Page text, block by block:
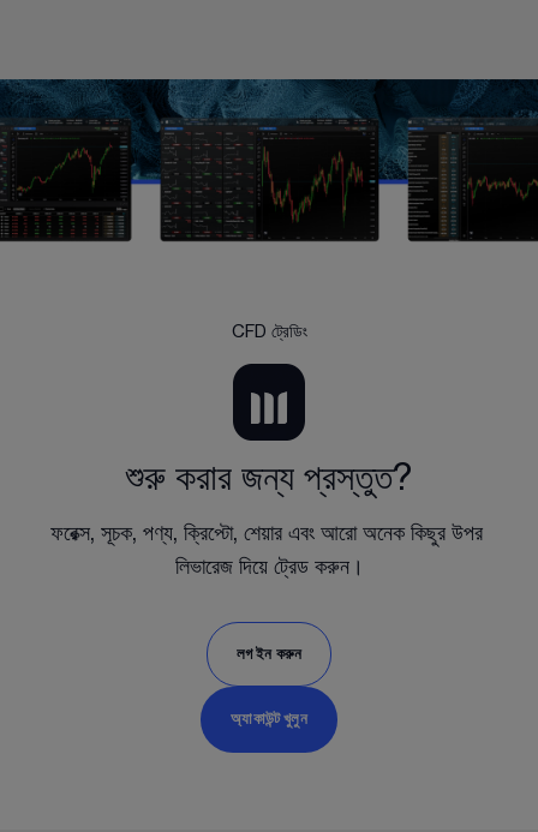
CFD ট্রেডিং
শুরু করার জন্য প্রস্তুত?
ফরেক্স, সূচক, পণ্য, ক্রিপ্টো, শেয়ার এবং আরো অনেক কিছুর উপর
লিভারেজ দিয়ে ট্রেড করুন।
লগ ইন করুন
অ্যাকাউন্ট খুলুন